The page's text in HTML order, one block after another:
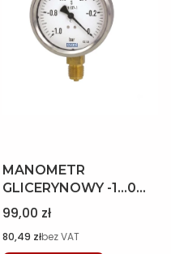
MANOMETR
GLICERYNOWY -1...0
BAR 63MM WYJŚCIE
DOLNE, M12 x 1,5 WIKA
12075345
Cena
99,00 zł
Cena
80,49 złbez VAT